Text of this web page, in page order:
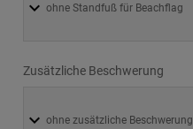
ohne Standfuß für Beachflag
Zusätzliche Beschwerung
ohne zusätzliche Beschwerung